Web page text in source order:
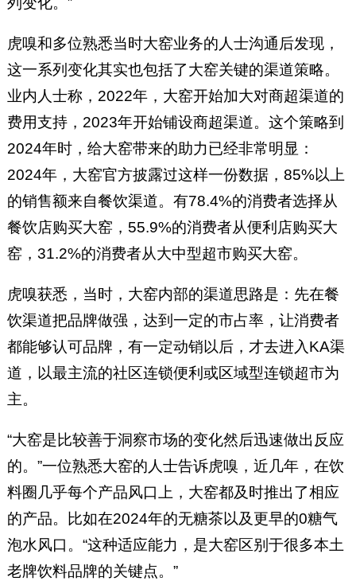
虎嗅和多位熟悉当时大窑业务的人士沟通后发现，
这一系列变化其实也包括了大窑关键的渠道策略。
业内人士称，2022年，大窑开始加大对商超渠道的
费用支持，2023年开始铺设商超渠道。这个策略到
2024年时，给大窑带来的助力已经非常明显：
2024年，大窑官方披露过这样一份数据，85%以上
的销售额来自餐饮渠道。有78.4%的消费者选择从
餐饮店购买大窑，55.9%的消费者从便利店购买大
窑，31.2%的消费者从大中型超市购买大窑。
虎嗅获悉，当时，大窑内部的渠道思路是：先在餐
饮渠道把品牌做强，达到一定的市占率，让消费者
都能够认可品牌，有一定动销以后，才去进入KA渠
道，以最主流的社区连锁便利或区域型连锁超市为
主。
“大窑是比较善于洞察市场的变化然后迅速做出反应
的。”一位熟悉大窑的人士告诉虎嗅，近几年，在饮
料圈几乎每个产品风口上，大窑都及时推出了相应
的产品。比如在2024年的无糖茶以及更早的0糖气
泡水风口。“这种适应能力，是大窑区别于很多本土
老牌饮料品牌的关键点。”